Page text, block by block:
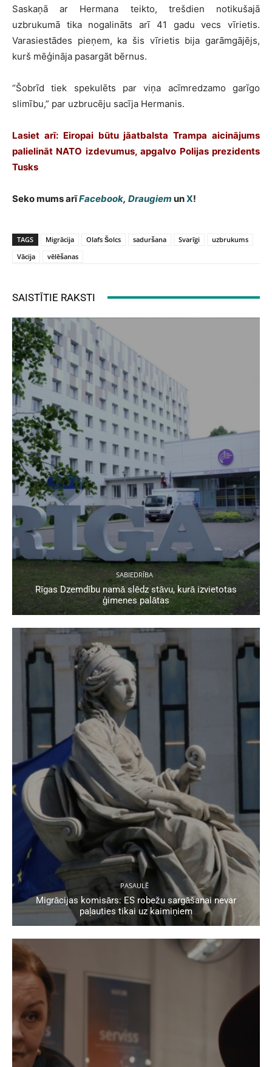
Saskaņā ar Hermana teikto, trešdien notikušajā
uzbrukumā tika nogalināts arī 41 gadu vecs vīrietis.
Varasiestādes pieņem, ka šis vīrietis bija garāmgājējs,
kurš mēģināja pasargāt bērnus.
“Šobrīd tiek spekulēts par viņa acīmredzamo garīgo
slimību,” par uzbrucēju sacīja Hermanis.
Lasiet arī: Eiropai būtu jāatbalsta Trampa aicinājums
palielināt NATO izdevumus, apgalvo Polijas prezidents
Tusks
Seko mums arīFacebook, Draugiem unX!
TAGS Migrācija Olafs Šolcs saduršana Svarīgi
uzbrukums
Vācija
vēlēšanas
SAISTĪTIE RAKSTI
SABIEDRĪBA
Rīgas Dzemdību namā slēdz stāvu, kurā izvietotas
ģimenes palātas
PASAULĒ
Migrācijas komisārs: ES robežu sargāšanai nevar
paļauties tikai uz kaimiņiem